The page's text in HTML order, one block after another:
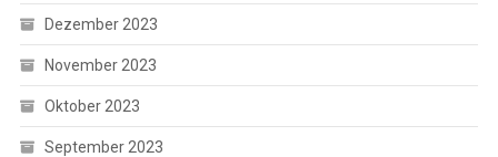
Dezember 2023
November 2023
Oktober 2023
September 2023